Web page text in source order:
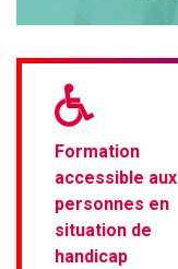
Formation
accessible aux
personnes en
situation de
handicap